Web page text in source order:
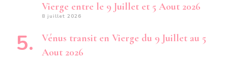
Vierge entre le 9 Juillet et 5 Aout 2026
8 juillet 2026
Vénus transit en Vierge du 9 Juillet au 5
Aout 2026